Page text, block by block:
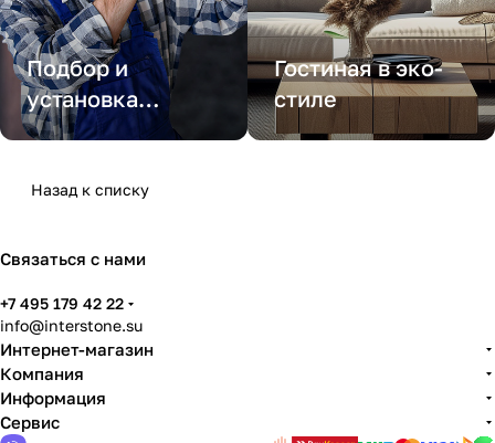
Подбор и
установка
освещения для
Гостиная в эко-
стиле
Назад к списку
Связаться с нами
+7 495 179 42 22
info@interstone.su
Интернет-магазин
Компания
Информация
Сервис